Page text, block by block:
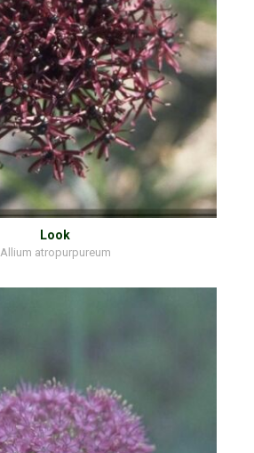
Look
Allium atropurpureum